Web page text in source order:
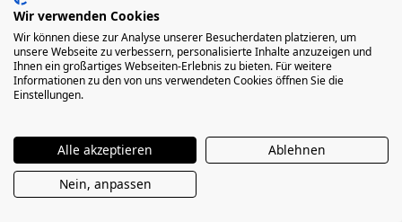
Montage & Installation
Wartung
Garantie & Service
Services
Verstöße melden
Problem melden
Wir verwenden Cookies
Wir können diese zur Analyse unserer Besucherdaten platzieren, um
unsere Webseite zu verbessern, personalisierte Inhalte anzuzeigen und
Ihnen ein großartiges Webseiten-Erlebnis zu bieten. Für weitere
Informationen zu den von uns verwendeten Cookies öffnen Sie die
Einstellungen.
Alle akzeptieren
Ablehnen
Nein, anpassen